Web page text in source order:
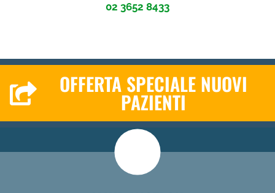
02 3652 8433
OFFERTA SPECIALE NUOVI
PAZIENTI